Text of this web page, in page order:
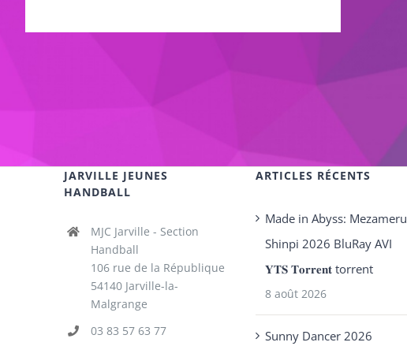
JARVILLE JEUNES
HANDBALL
MJC Jarville - Section
Handball
106 rue de la République
54140 Jarville-la-
Malgrange
03 83 57 63 77
ARTICLES RÉCENTS
Made in Abyss: Mezameru
Shinpi 2026 BluRay AVI
𝐘𝐓𝐒 𝐓𝐨𝐫𝐫𝐞𝐧𝐭 torrent
8 août 2026
Sunny Dancer 2026